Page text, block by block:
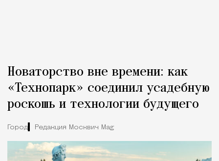
Новаторство вне времени: как
«Технопарк» соединил усадебную
роскошь и технологии будущего
Город Редакция Москвич Mag